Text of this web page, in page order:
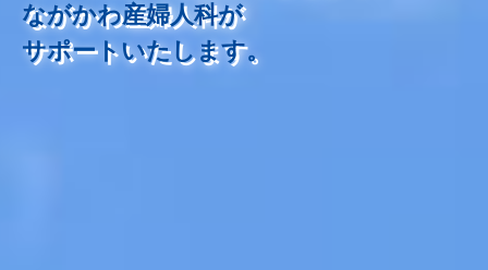
ながかわ産婦人科が
サポートいたします。